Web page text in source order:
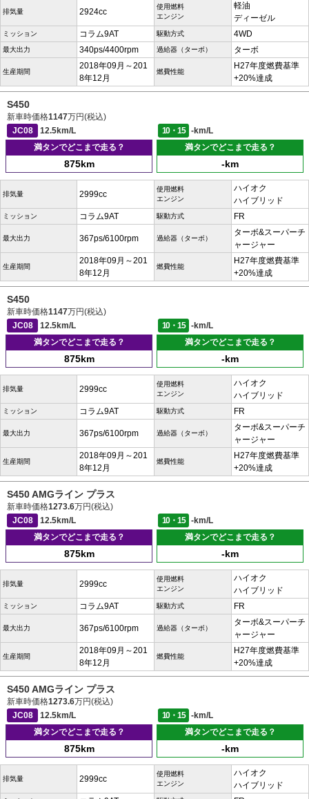
排気量 2924cc
使用燃料
エンジン
軽油
ディーゼル
ミッション コラム9AT 駆動方式 4WD
最大出力 340ps/4400rpm 過給器（ターボ） ターボ
生産期間
2018年09月～201
8年12月
燃費性能
H27年度燃費基準
+20%達成
S450
新車時価格1147万円(税込)
JC08
12.5km/L 10・15
-km/L
満タンでどこまで走る？
875km
満タンでどこまで走る？
-km
排気量 2999cc
使用燃料
エンジン
ハイオク
ハイブリッド
ミッション コラム9AT 駆動方式 FR
最大出力 367ps/6100rpm 過給器（ターボ）
ターボ&スーパーチ
ャージャー
生産期間
2018年09月～201
8年12月
燃費性能
H27年度燃費基準
+20%達成
S450
新車時価格1147万円(税込)
JC08
12.5km/L 10・15
-km/L
満タンでどこまで走る？
875km
満タンでどこまで走る？
-km
排気量 2999cc
使用燃料
エンジン
ハイオク
ハイブリッド
ミッション コラム9AT 駆動方式 FR
最大出力 367ps/6100rpm 過給器（ターボ）
ターボ&スーパーチ
ャージャー
生産期間
2018年09月～201
8年12月
燃費性能
H27年度燃費基準
+20%達成
S450 AMGライン プラス
新車時価格1273.6万円(税込)
JC08
12.5km/L 10・15
-km/L
満タンでどこまで走る？
875km
満タンでどこまで走る？
-km
排気量 2999cc
使用燃料
エンジン
ハイオク
ハイブリッド
ミッション コラム9AT 駆動方式 FR
最大出力 367ps/6100rpm 過給器（ターボ）
ターボ&スーパーチ
ャージャー
生産期間
2018年09月～201
8年12月
燃費性能
H27年度燃費基準
+20%達成
S450 AMGライン プラス
新車時価格1273.6万円(税込)
JC08
12.5km/L 10・15
-km/L
満タンでどこまで走る？
875km
満タンでどこまで走る？
-km
排気量 2999cc
使用燃料
エンジン
ハイオク
ハイブリッド